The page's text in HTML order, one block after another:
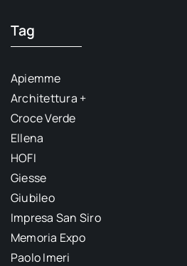
Tag
Apiemme
Architettura +
Croce Verde
Ellena
HOFI
Giesse
Giubileo
Impresa San Siro
Memoria Expo
Paolo Imeri